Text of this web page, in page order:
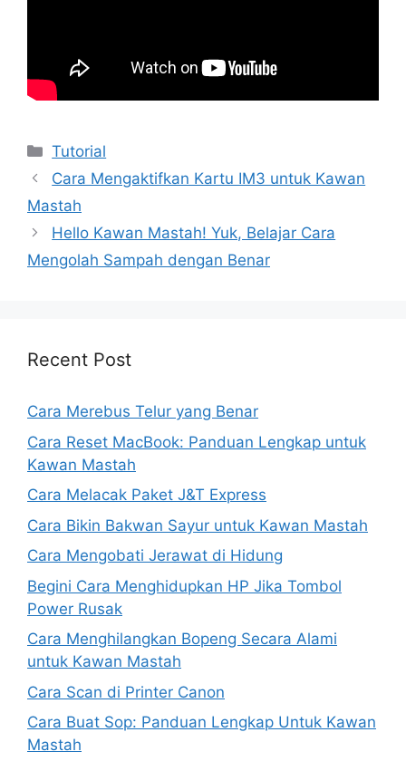
Kategori
Tutorial
Cara Mengaktifkan Kartu IM3 untuk Kawan
Mastah
Hello Kawan Mastah! Yuk, Belajar Cara
Mengolah Sampah dengan Benar
Recent Post
Cara Merebus Telur yang Benar
Cara Reset MacBook: Panduan Lengkap untuk
Kawan Mastah
Cara Melacak Paket J&T Express
Cara Bikin Bakwan Sayur untuk Kawan Mastah
Cara Mengobati Jerawat di Hidung
Begini Cara Menghidupkan HP Jika Tombol
Power Rusak
Cara Menghilangkan Bopeng Secara Alami
untuk Kawan Mastah
Cara Scan di Printer Canon
Cara Buat Sop: Panduan Lengkap Untuk Kawan
Mastah